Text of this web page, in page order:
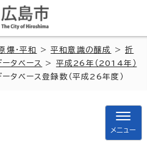
爆・平和 >平和意識の醸成 >折
タベース > 平成26年（2014年）
タベース登録数（平成26年度）
メニュー